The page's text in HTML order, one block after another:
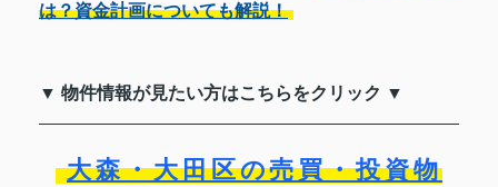
は？資金計画についても解説！
▼ 物件情報が見たい方はこちらをクリック ▼
大森・大田区の売買・投資物